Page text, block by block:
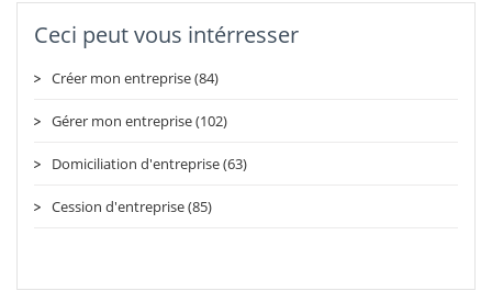
Ceci peut vous intérresser
Créer mon entreprise (84)
Gérer mon entreprise (102)
Domiciliation d'entreprise (63)
Cession d'entreprise (85)